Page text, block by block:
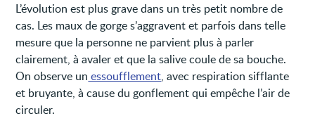
L’évolution est plus grave dans un très petit nombre de
cas. Les maux de gorge s’aggravent et parfois dans telle
mesure que la personne ne parvient plus à parler
clairement, à avaler et que la salive coule de sa bouche.
On observe un essoufflement, avec respiration sifflante
et bruyante, à cause du gonflement qui empêche l’air de
circuler.